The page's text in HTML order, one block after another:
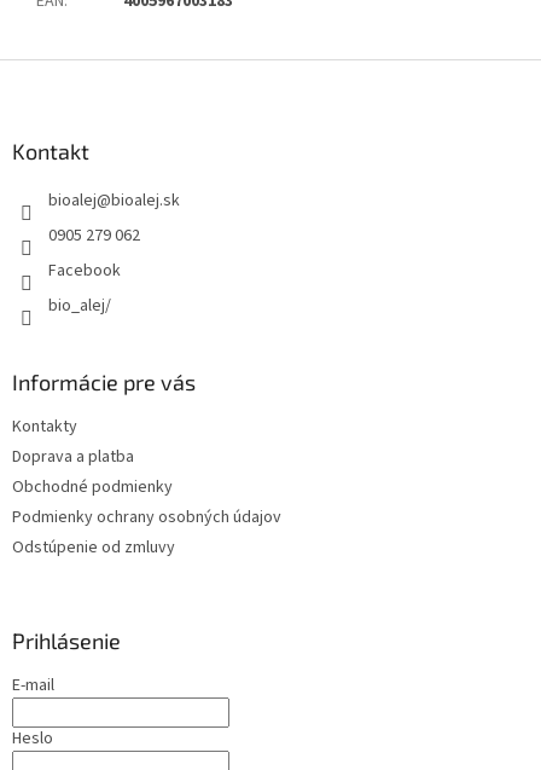
Kontakt
bioalej@bioalej.sk
0905 279 062
Facebook
bio_alej/
Informácie pre vás
Kontakty
Doprava a platba
Obchodné podmienky
Podmienky ochrany osobných údajov
Odstúpenie od zmluvy
Prihlásenie
E-mail
Heslo